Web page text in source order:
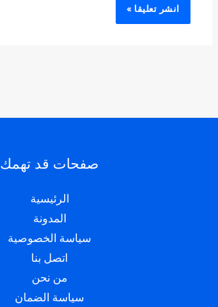
صفحات قد تهمك
الرئيسية
المدونة
سياسة الخصوصية
اتصل بنا
من نحن
سياسة الضمان